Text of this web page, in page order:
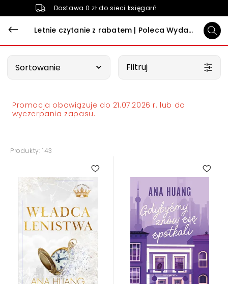
Dostawa 0 zł do sieci księgarń
Letnie czytanie z rabatem | Poleca Wydawnictwo Czwarta Strona
Promocja obowiązuje do 21.07.2026 r. lub do
wyczerpania zapasu.
Sortowanie Filtruj
Produkty: 143
3.00